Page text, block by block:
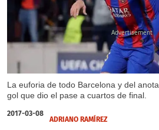
La euforia de todo Barcelona y del
gol que dio el pase a cuartos de final.
2017-03-08
ADRIANO RAMÍREZ